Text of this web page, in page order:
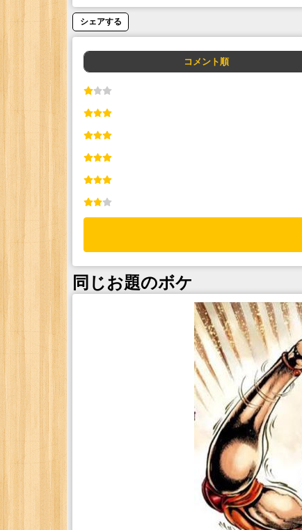
シェアする
コメント順
同じお題のボケ